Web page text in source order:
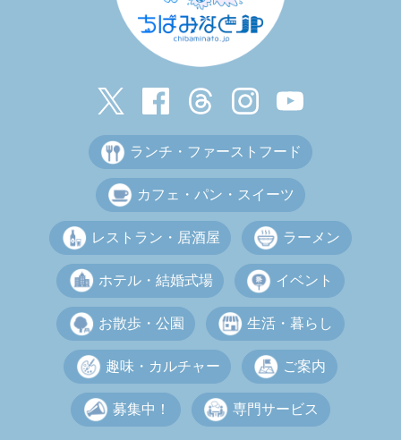
ランチ・ファーストフード
カフェ・パン・スイーツ
レストラン・居酒屋 ラーメン
ホテル・結婚式場 イベント
お散歩・公園 生活・暮らし
趣味・カルチャー ご案内
募集中！ 専門サービス